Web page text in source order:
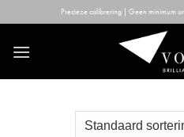
to
content
Precieze calibrering | Geen minimum